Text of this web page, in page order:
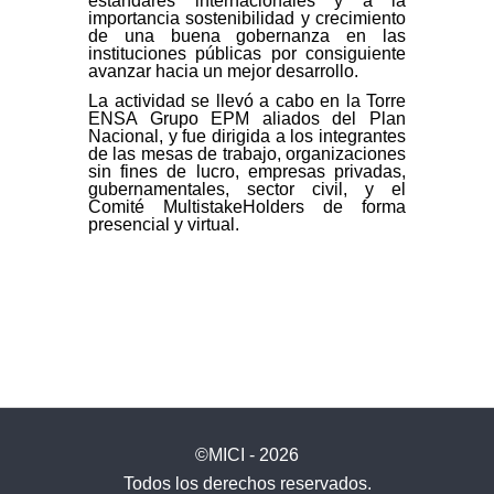
importancia sostenibilidad y crecimiento
de una buena gobernanza en las
instituciones públicas por consiguiente
avanzar hacia un mejor desarrollo.
La actividad se llevó a cabo en la Torre
ENSA Grupo EPM aliados del Plan
Nacional, y fue dirigida a los integrantes
de las mesas de trabajo, organizaciones
sin fines de lucro, empresas privadas,
gubernamentales, sector civil, y el
Comité MultistakeHolders de forma
presencial y virtual.
©MICI - 2026
Todos los derechos reservados.